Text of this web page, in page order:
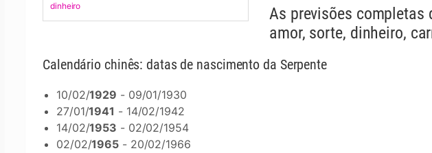
dinheiro
As previsões completas
amor, sorte, dinheiro,
Calendário chinês: datas de nascimento da Serpente
10/02/1929 - 09/01/1930
27/01/1941 - 14/02/1942
14/02/1953 - 02/02/1954
02/02/1965 - 20/02/1966